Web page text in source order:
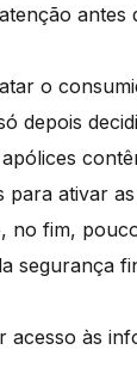
antes
o
depois
para ativar
no fim,
segurança
acesso às